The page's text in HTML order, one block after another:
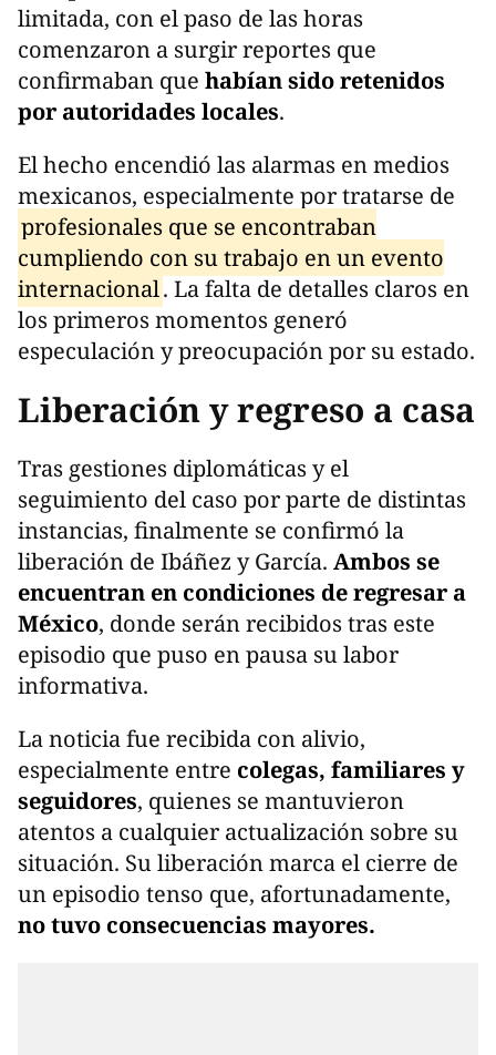
limitada, con el paso de las horas
comenzaron a surgir reportes que
confirmaban que habían sido retenidos
por autoridades locales.
El hecho encendió las alarmas en medios
mexicanos, especialmente por tratarse de
profesionales que se encontraban
cumpliendo con su trabajo en un evento
internacional. La falta de detalles claros en
los primeros momentos generó
especulación y preocupación por su estado.
Liberación y regreso a casa
Tras gestiones diplomáticas y el
seguimiento del caso por parte de distintas
instancias, finalmente se confirmó la
liberación de Ibáñez y García. Ambos se
encuentran en condiciones de regresar a
México, donde serán recibidos tras este
episodio que puso en pausa su labor
informativa.
La noticia fue recibida con alivio,
especialmente entre colegas, familiares y
seguidores, quienes se mantuvieron
atentos a cualquier actualización sobre su
situación. Su liberación marca el cierre de
un episodio tenso que, afortunadamente,
no tuvo consecuencias mayores.